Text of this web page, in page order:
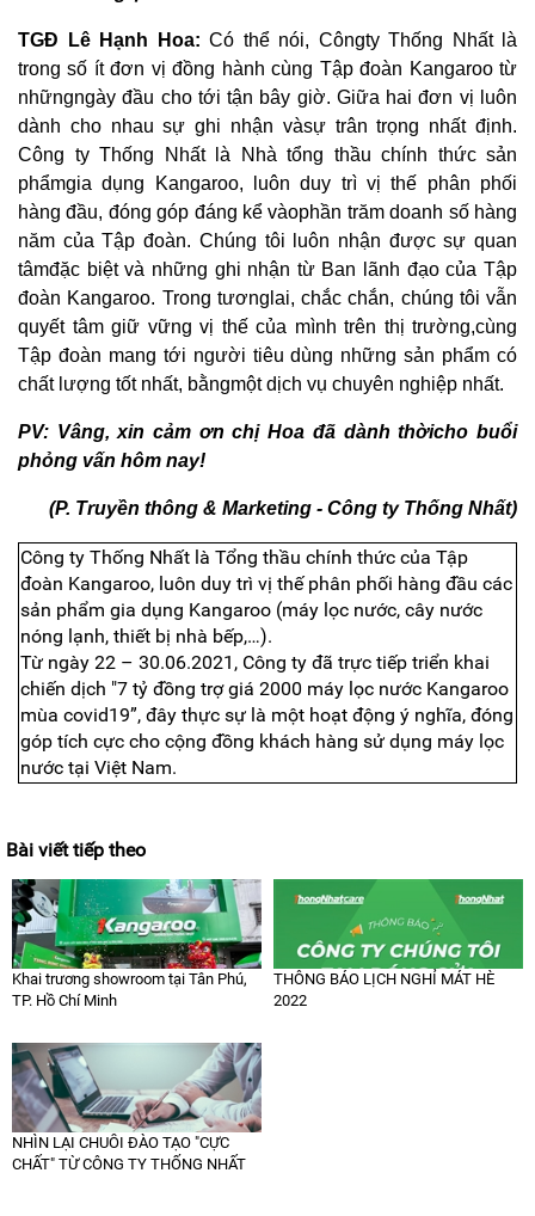
TGĐ Lê Hạnh Hoa: Có thể nói, Côngty Thống Nhất là
trong số ít đơn vị đồng hành cùng Tập đoàn Kangaroo từ
nhữngngày đầu cho tới tận bây giờ. Giữa hai đơn vị luôn
dành cho nhau sự ghi nhận vàsự trân trọng nhất định.
Công ty Thống Nhất là Nhà tổng thầu chính thức sản
phẩmgia dụng Kangaroo, luôn duy trì vị thế phân phối
hàng đầu, đóng góp đáng kể vàophần trăm doanh số hàng
năm của Tập đoàn. Chúng tôi luôn nhận được sự quan
tâmđặc biệt và những ghi nhận từ Ban lãnh đạo của Tập
đoàn Kangaroo. Trong tươnglai, chắc chắn, chúng tôi vẫn
quyết tâm giữ vững vị thế của mình trên thị trường,cùng
Tập đoàn mang tới người tiêu dùng những sản phẩm có
chất lượng tốt nhất, bằngmột dịch vụ chuyên nghiệp nhất.
PV: Vâng, xin cảm ơn chị Hoa đã dành thờicho buổi
phỏng vấn hôm nay!
(P. Truyền thông & Marketing - Công ty Thống Nhất)
Công ty Thống Nhất là Tổng thầu chính thức của Tập
đoàn Kangaroo, luôn duy trì vị thế phân phối hàng đầu các
sản phẩm gia dụng Kangaroo (máy lọc nước, cây nước
nóng lạnh, thiết bị nhà bếp,…).
Từ ngày 22 – 30.06.2021, Công ty đã trực tiếp triển khai
chiến dịch "7 tỷ đồng trợ giá 2000 máy lọc nước Kangaroo
mùa covid19”, đây thực sự là một hoạt động ý nghĩa, đóng
góp tích cực cho cộng đồng khách hàng sử dụng máy lọc
nước tại Việt Nam.
Bài viết tiếp theo
Khai trương showroom tại Tân Phú,
TP. Hồ Chí Minh
THÔNG BÁO LỊCH NGHỈ MÁT HÈ
2022
NHÌN LẠI CHUỖI ĐÀO TẠO "CỰC
CHẤT" TỪ CÔNG TY THỐNG NHẤT